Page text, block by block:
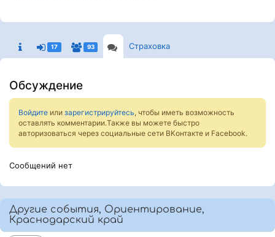
17 93 Страховка
Обсуждение
Войдите или зарегистрируйтесь, чтобы иметь возможность
оставлять комментарии.Также вы можете быстро
авторизоваться через социальные сети ВКонтакте и Facebook.
Сообщений нет
Другие события, Ориентирование,
Краснодарский край